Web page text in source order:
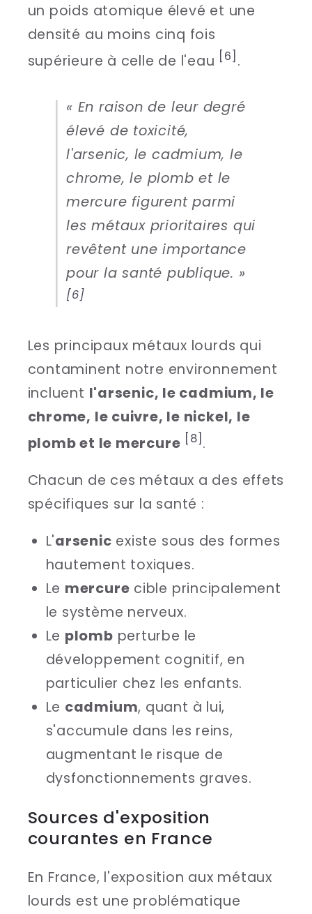
un poids atomique élevé et une
densité au moins cinq fois
supérieure à celle de l'eau [6] .
« En raison de leur degré
élevé de toxicité,
l'arsenic, le cadmium, le
chrome, le plomb et le
mercure figurent parmi
les métaux prioritaires qui
revêtent une importance
pour la santé publique. »
[6]
Les principaux métaux lourds qui
contaminent notre environnement
incluent l'arsenic, le cadmium, le
chrome, le cuivre, le nickel, le
plomb et le mercure [8] .
Chacun de ces métaux a des effets
spécifiques sur la santé :
L'arsenic existe sous des formes
hautement toxiques.
Le mercure cible principalement
le système nerveux.
Le plomb perturbe le
développement cognitif, en
particulier chez les enfants.
Le cadmium, quant à lui,
s'accumule dans les reins,
augmentant le risque de
dysfonctionnements graves.
Sources d'exposition
courantes en France
En France, l'exposition aux métaux
lourds est une problématique